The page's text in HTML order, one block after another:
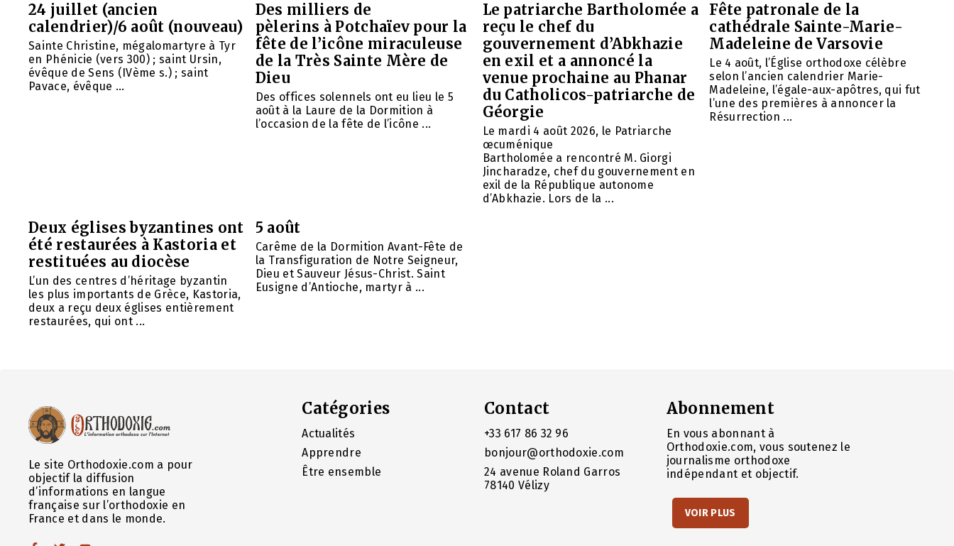
24 juillet (ancien
calendrier)/6 août (nouveau)
Sainte Christine, mégalomartyre à Tyr
en Phénicie (vers 300) ; saint Ursin,
évêque de Sens (IVème s.) ; saint
Pavace, évêque ...
Des milliers de
pèlerins à Potchaïev pour la
fête de l’icône miraculeuse
de la Très Sainte Mère de
Dieu
Des offices solennels ont eu lieu le 5
août à la Laure de la Dormition à
l’occasion de la fête de l’icône ...
Le patriarche Bartholomée a
reçu le chef du
gouvernement d’Abkhazie
en exil et a annoncé la
venue prochaine au Phanar
du Catholicos-patriarche de
Géorgie
Le mardi 4 août 2026, le Patriarche
œcuménique
Bartholomée a rencontré M. Giorgi
Jincharadze, chef du gouvernement en
exil de la République autonome
d’Abkhazie. Lors de la ...
Fête patronale de la
cathédrale Sainte-Marie-
Madeleine de Varsovie
Le 4 août, l’Église orthodoxe célèbre
selon l’ancien calendrier Marie-
Madeleine, l’égale-aux-apôtres, qui fut
l’une des premières à annoncer la
Résurrection ...
Deux églises byzantines ont
été restaurées à Kastoria et
restituées au diocèse
L’un des centres d’héritage byzantin
les plus importants de Grèce, Kastoria,
deux a reçu deux églises entièrement
restaurées, qui ont ...
5 août
Carême de la Dormition Avant-Fête de
la Transfiguration de Notre Seigneur,
Dieu et Sauveur Jésus-Christ. Saint
Eusigne d’Antioche, martyr à ...
Le site Orthodoxie.com a pour
objectif la diffusion
d’informations en langue
française sur l’orthodoxie en
France et dans le monde.
Catégories
Actualités
Apprendre
Être ensemble
Contact
+33 617 86 32 96
bonjour@orthodoxie.com
24 avenue Roland Garros
78140 Vélizy
Abonnement
En vous abonnant à
Orthodoxie.com, vous soutenez le
journalisme orthodoxe
indépendant et objectif.
VOIR PLUS